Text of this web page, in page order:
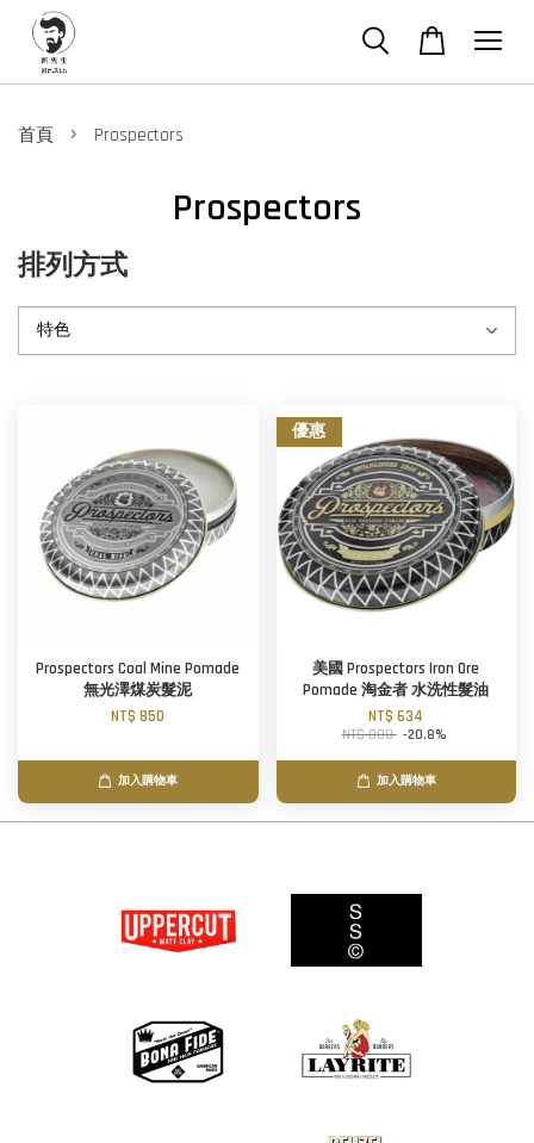
首頁 › Prospectors
Prospectors
排列方式
Prospectors Coal Mine Pomade
無光澤煤炭髮泥
NT$ 850
加入購物車
優惠
美國 Prospectors Iron Ore
Pomade 淘金者 水洗性髮油
NT$ 634
NT$ 800 -20.8%
加入購物車